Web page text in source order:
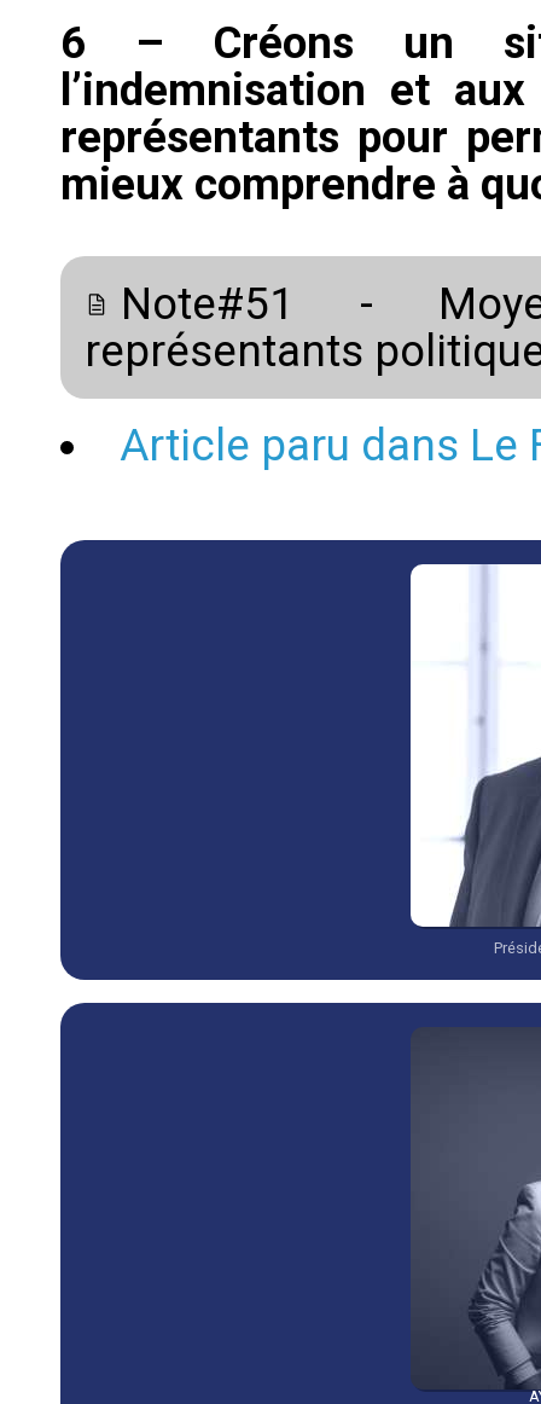
6 – Créons un
l’indemnisation et
représentants pour
mieux comprendre à
Note#51 -
représentants
Article paru dans Le